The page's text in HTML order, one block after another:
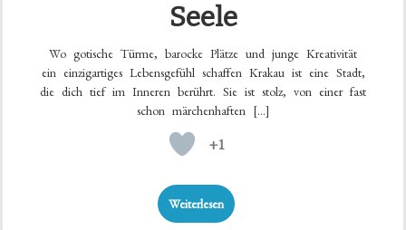
Seele
Wo gotische Türme, barocke Plätze und junge Kreativität
ein einzigartiges Lebensgefühl schaffen Krakau ist eine Stadt,
die dich tief im Inneren berührt. Sie ist stolz, von einer fast
schon märchenhaften […]
+1
Weiterlesen